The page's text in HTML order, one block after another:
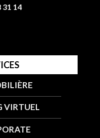
31 14
VIRTUEL